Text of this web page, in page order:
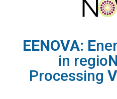
EENOVA: E
in regio
ProcessingV